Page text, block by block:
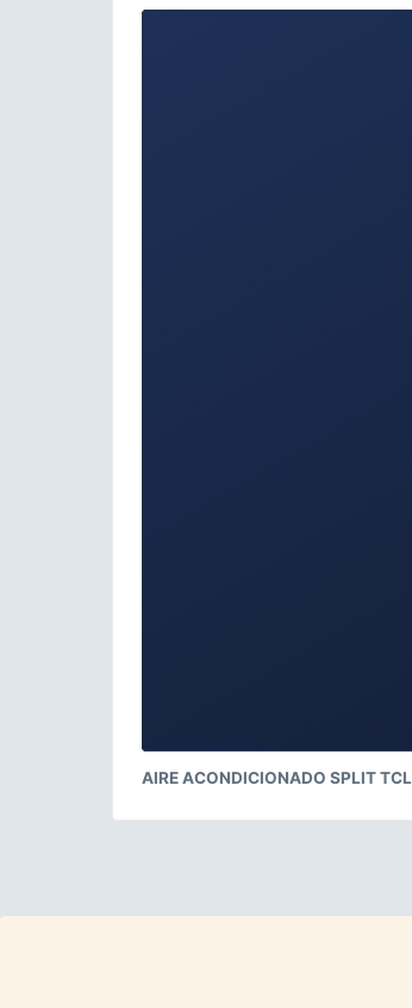
AIRE ACONDICIONADO SPLIT TCL